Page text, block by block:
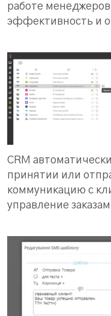
работе
эффективность и
CRM
принятии или
коммуникацию с
управление